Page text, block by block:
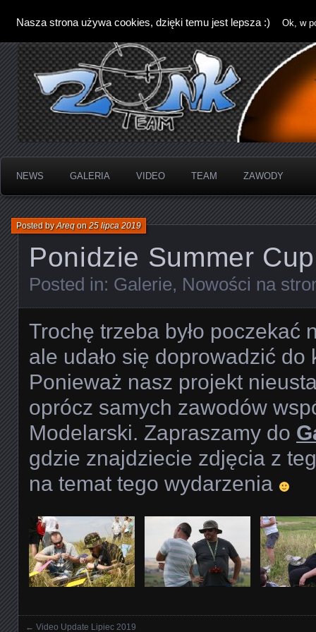
NEWS GALERIA VIDEO TEAM ZAWODY
Ponidzie Summer
Posted byAreqon25 lipca 2019
Posted in: Galerie, Nowości na
Trochę trzeba było poczekać
ale udało się doprowadzić
Ponieważ nasz projekt
oprócz samych zawodów
Modelarski. Zapraszamy do
gdzie znajdziecie zdjęcia z
na temat tego wydarzenia
← Video Update Lipiec 2019
Nasza strona używa cookies, dzięki temu jest lepsza :) Ok, w